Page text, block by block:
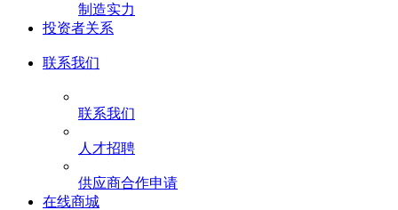
制造实力
投资者关系
联系我们
联系我们
人才招聘
供应商合作申请
在线商城